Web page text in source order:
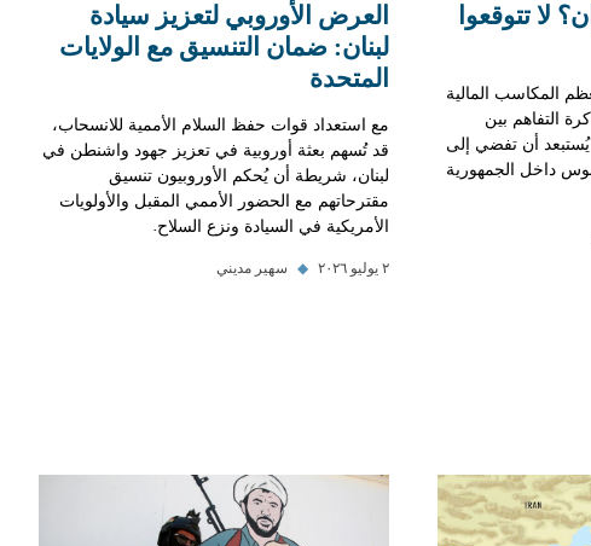
لا تتوقعوا
المكاسب المالية
التفاهم بين
يُستبعد أن تفضي إلى
داخل الجمهورية
العرض الأوروبي لتعزيز سيادة
لبنان: ضمان التنسيق مع الولايات
المتحدة
مع استعداد قوات حفظ السلام الأممية للانسحاب،
قد تُسهم بعثة أوروبية في تعزيز جهود واشنطن في
لبنان، شريطة أن يُحكم الأوروبيون تنسيق
مقترحاتهم مع الحضور الأممي المقبل والأولويات
الأمريكية في السيادة ونزع السلاح.
٢ يوليو ٢٠٢٦ ◆ سهير مديني